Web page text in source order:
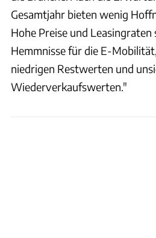
Gesamtjahr bieten wenig
Hohe Preise und
Hemmnisse für die E-
niedrigen Restwerten und
Wiederverkaufswerten."